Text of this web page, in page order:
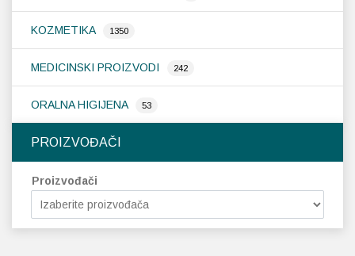
KOZMETIKA 1350
MEDICINSKI PROIZVODI 242
ORALNA HIGIJENA 53
PROIZVOĐAČI
Proizvođači